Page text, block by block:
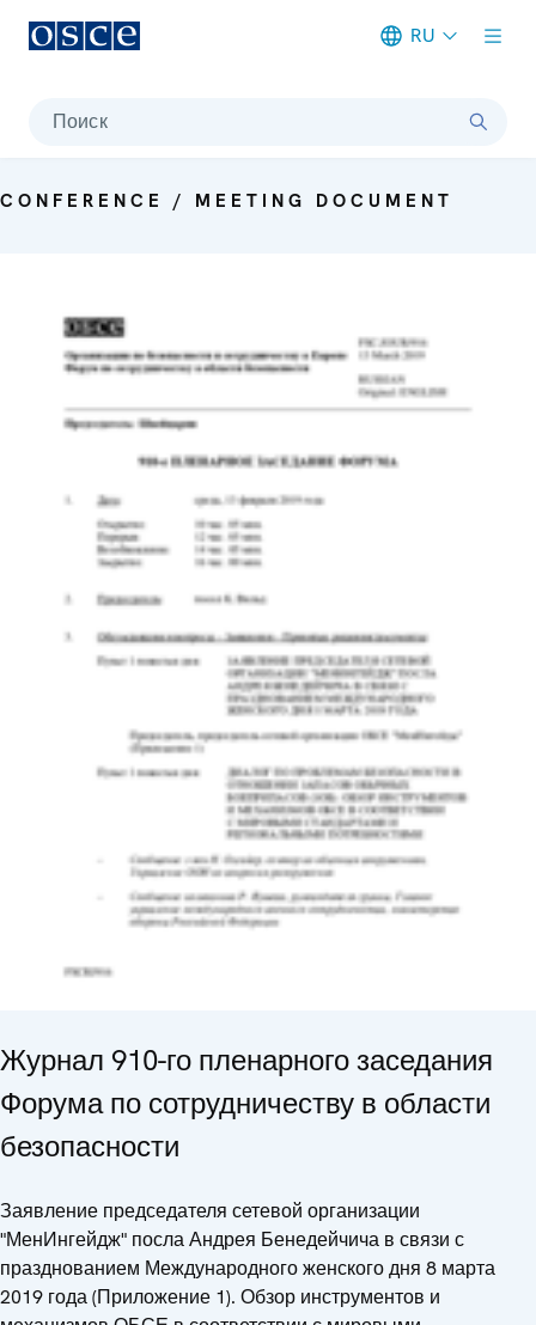
RU
Поиск
CONFERENCE / MEETING DOCUMENT
Журнал 910-го пленарного заседания
Форума по сотрудничеству в области
безопасности
Заявление председателя сетевой организации
"МенИнгейдж" посла Андрея Бенедейчича в связи с
празднованием Международного женского дня 8 марта
2019 года (Приложение 1). Обзор инструментов и